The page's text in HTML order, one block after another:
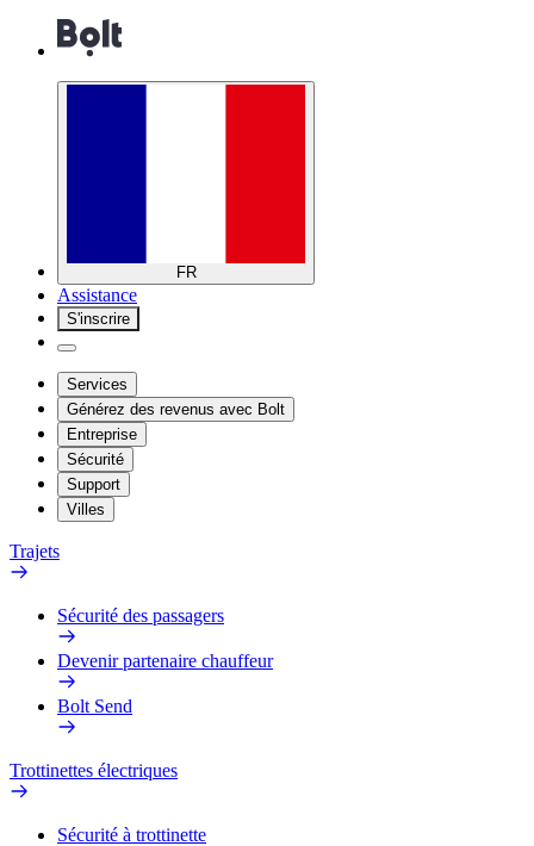
FR
Assistance
S'inscrire
Services
Générez des revenus avec Bolt
Entreprise
Sécurité
Support
Villes
Trajets
Sécurité des passagers
Devenir partenaire chauffeur
Bolt Send
Trottinettes électriques
Sécurité à trottinette